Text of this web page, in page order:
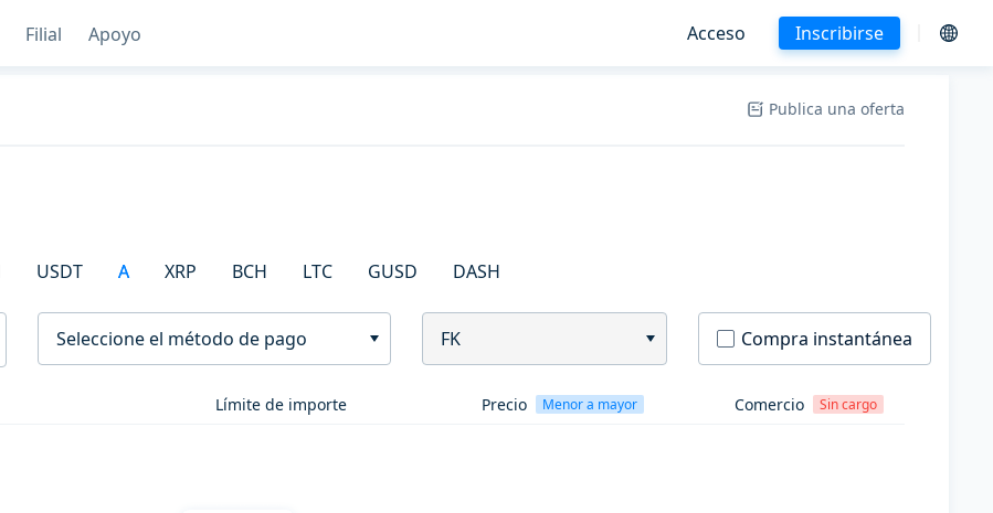
Filial Apoyo Acceso Inscribirse
Publica una oferta
USDT A XRP BCH LTC GUSD DASH
Seleccione el método de pago FK Compra instantánea
Límite de importe Precio Menor a mayor Comercio Sin cargo